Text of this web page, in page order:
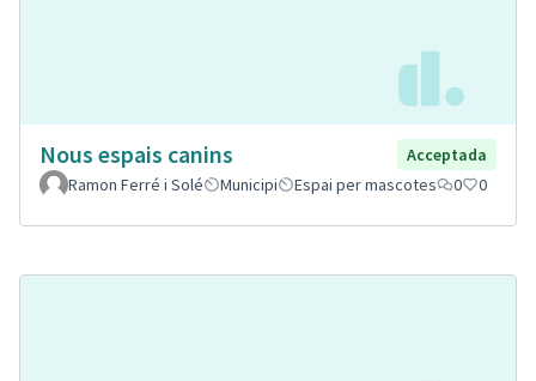
Nous espais canins
Acceptada
Ramon Ferré i Solé
Municipi Espai per mascotes 0 0